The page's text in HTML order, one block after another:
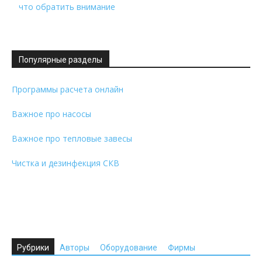
что обратить внимание
Популярные разделы
Программы расчета онлайн
Важное про насосы
Важное про тепловые завесы
Чистка и дезинфекция СКВ
Рубрики Авторы Оборудование Фирмы